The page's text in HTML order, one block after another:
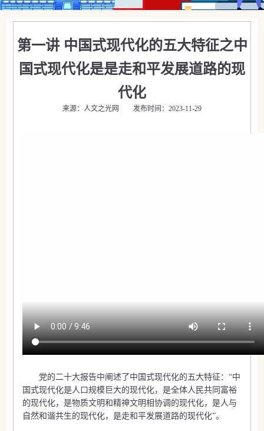
第一讲 中国式现代化的五大特征之中
国式现代化是是走和平发展道路的现
代化
来源：人文之光网 发布时间：2023-11-29
党的二十大报告中阐述了中国式现代化的五大特征：“中
国式现代化是人口规模巨大的现代化，是全体人民共同富裕
的现代化，是物质文明和精神文明相协调的现代化，是人与
自然和谐共生的现代化，是走和平发展道路的现代化”。